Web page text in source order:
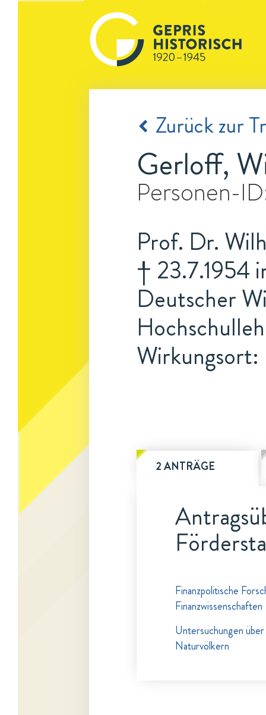
Zurück zur
Gerloff,
Personen-
Prof. Dr.
† 23.7.1954
Deutscher
2 ANTRÄGE
Finanzpolitische
Finanzwissenschaften
Untersuchungen
Naturvölkern